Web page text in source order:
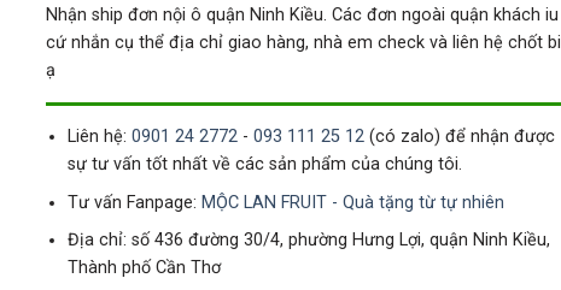
Nhận ship đơn nội ô quận Ninh Kiều. Các đơn ngoài quận khách iu
cứ nhắn cụ thể địa chỉ giao hàng, nhà em check và liên hệ chốt bill
ạ
Liên hệ:0901 24 2772 -093 111 25 12 (có zalo) để nhận được
sự tư vấn tốt nhất về các sản phẩm của chúng tôi.
Tư vấn Fanpage: MỘC LAN FRUIT - Quà tặng từ tự nhiên
Địa chỉ: số 436 đường 30/4, phường Hưng Lợi, quận Ninh Kiều,
Thành phố Cần Thơ